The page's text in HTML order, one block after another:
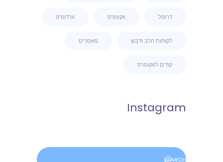
דרופל ווקומרס וורדפרס
לקוחות חלב ודבש מאמרים
קודים לווקומרס
Instagram
Search